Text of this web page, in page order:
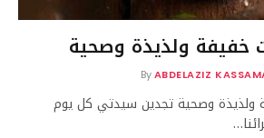
ولذيذة وصحية
By ABDELAZIZ
وصحية تجدين سيدتي كل يوم